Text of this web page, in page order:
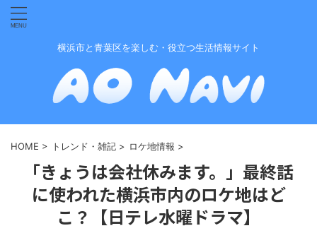
横浜市と青葉区を楽しむ・役立つ生活情報サイト
HOME > トレンド・雑記 > ロケ地情報 >
「きょうは会社休みます。」最終話
に使われた横浜市内のロケ地はど
こ？【日テレ水曜ドラマ】